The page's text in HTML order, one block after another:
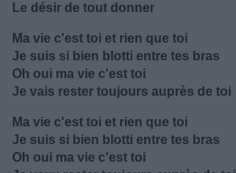
Le désir de tout donner
Ma vie c'est toi et rien que toi
Je suis si bien blotti entre tes bras
Oh oui ma vie c'est toi
Je vais rester toujours auprès de toi
Ma vie c'est toi et rien que toi
Je suis si bien blotti entre tes bras
Oh oui ma vie c'est toi